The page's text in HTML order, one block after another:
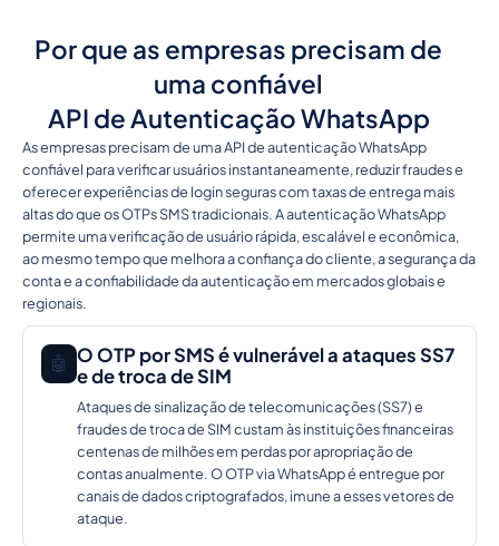
Por que as empresas precisam de
uma confiável
API de Autenticação WhatsApp
As empresas precisam de uma API de autenticação WhatsApp
confiável para verificar usuários instantaneamente, reduzir fraudes e
oferecer experiências de login seguras com taxas de entrega mais
altas do que os OTPs SMS tradicionais. A autenticação WhatsApp
permite uma verificação de usuário rápida, escalável e econômica,
ao mesmo tempo que melhora a confiança do cliente, a segurança da
conta e a confiabilidade da autenticação em mercados globais e
regionais.
🤖 O OTP por SMS é vulnerável a ataques SS7
e de troca de SIM
Ataques de sinalização de telecomunicações (SS7) e
fraudes de troca de SIM custam às instituições financeiras
centenas de milhões em perdas por apropriação de
contas anualmente. O OTP via WhatsApp é entregue por
canais de dados criptografados, imune a esses vetores de
ataque.